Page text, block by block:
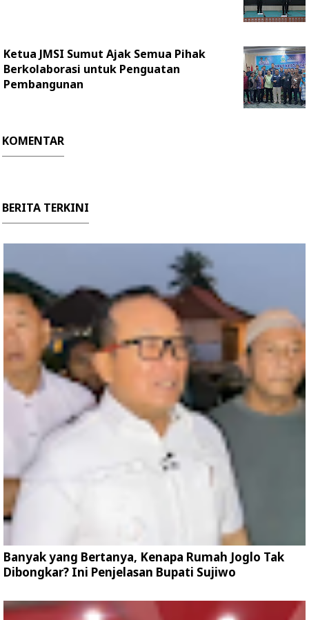
Ketua JMSI Sumut Ajak Semua Pihak
Berkolaborasi untuk Penguatan
Pembangunan
KOMENTAR
BERITA TERKINI
Banyak yang Bertanya, Kenapa Rumah Joglo Tak
Dibongkar? Ini Penjelasan Bupati Sujiwo